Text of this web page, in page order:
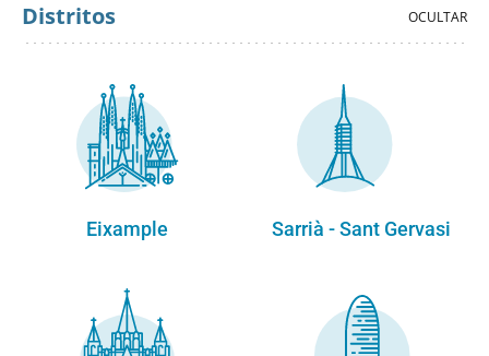
Distritos
Eixample Sarrià - Sant Gervasi